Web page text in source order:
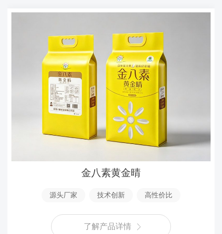
金八素黄金晴
源头厂家 技术创新 高性价比
了解产品详情